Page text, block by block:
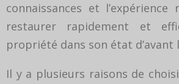
connaissances et l’expérience
restaurer rapidement et
propriété dans son état d’avant
Il y a plusieurs raisons de